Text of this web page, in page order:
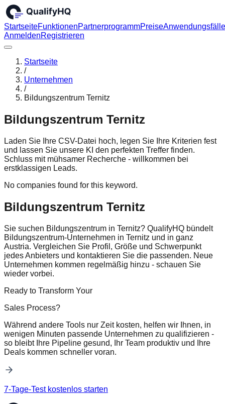
StartseiteFunktionenPartnerprogrammPreiseAnwendungsfälle
AnmeldenRegistrieren
Startseite
/
Unternehmen
/
Bildungszentrum Ternitz
Bildungszentrum Ternitz
Laden Sie Ihre CSV-Datei hoch, legen Sie Ihre Kriterien fest
und lassen Sie unsere KI den perfekten Treffer finden.
Schluss mit mühsamer Recherche - willkommen bei
erstklassigen Leads.
No companies found for this keyword.
Bildungszentrum Ternitz
Sie suchen Bildungszentrum in Ternitz? QualifyHQ bündelt
Bildungszentrum-Unternehmen in Ternitz und in ganz
Austria. Vergleichen Sie Profil, Größe und Schwerpunkt
jedes Anbieters und kontaktieren Sie die passenden. Neue
Unternehmen kommen regelmäßig hinzu - schauen Sie
wieder vorbei.
Ready to Transform Your
Sales Process?
Während andere Tools nur Zeit kosten, helfen wir Ihnen, in
wenigen Minuten passende Unternehmen zu qualifizieren -
so bleibt Ihre Pipeline gesund, Ihr Team produktiv und Ihre
Deals kommen schneller voran.
7-Tage-Test kostenlos starten